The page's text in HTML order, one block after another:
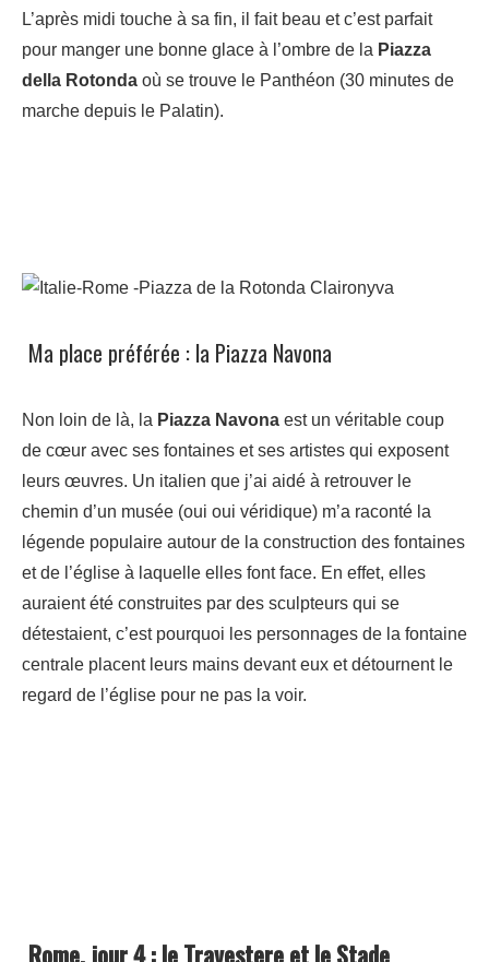
L’après midi touche à sa fin, il fait beau et c’est parfait
pour manger une bonne glace à l’ombre de la Piazza
della Rotonda où se trouve le Panthéon (30 minutes de
marche depuis le Palatin).
Ma place préférée : la Piazza Navona
Non loin de là, la Piazza Navona est un véritable coup
de cœur avec ses fontaines et ses artistes qui exposent
leurs œuvres. Un italien que j’ai aidé à retrouver le
chemin d’un musée (oui oui véridique) m’a raconté la
légende populaire autour de la construction des fontaines
et de l’église à laquelle elles font face. En effet, elles
auraient été construites par des sculpteurs qui se
détestaient, c’est pourquoi les personnages de la fontaine
centrale placent leurs mains devant eux et détournent le
regard de l’église pour ne pas la voir.
Rome, jour 4 : le Travestere et le Stade